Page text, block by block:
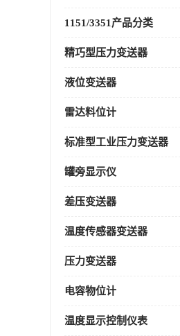
1151/3351产品分类
精巧型压力变送器
液位变送器
雷达料位计
标准型工业压力变送器
罐旁显示仪
差压变送器
温度传感器变送器
压力变送器
电容物位计
温度显示控制仪表